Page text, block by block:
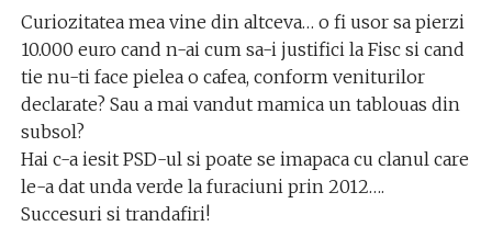
Curiozitatea mea vine din altceva… o fi usor sa pierzi
10.000 euro cand n-ai cum sa-i justifici la Fisc si cand
tie nu-ti face pielea o cafea, conform veniturilor
declarate? Sau a mai vandut mamica un tablouas din
subsol?
Hai c-a iesit PSD-ul si poate se imapaca cu clanul care
le-a dat unda verde la furaciuni prin 2012….
Succesuri si trandafiri!